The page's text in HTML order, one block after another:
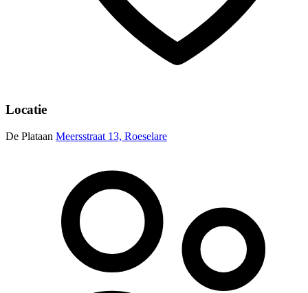
Locatie
De Plataan Meersstraat 13, Roeselare